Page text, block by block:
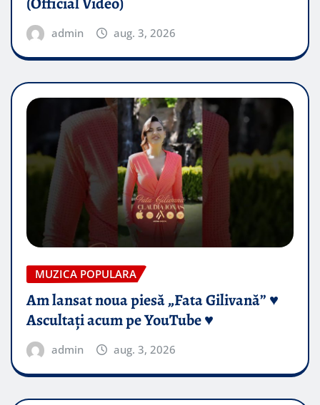
admin aug. 3, 2026
MUZICA POPULARA
Am lansat noua piesă „Fata Gilivană” ♥️
Ascultați acum pe YouTube ♥️
admin aug. 3, 2026